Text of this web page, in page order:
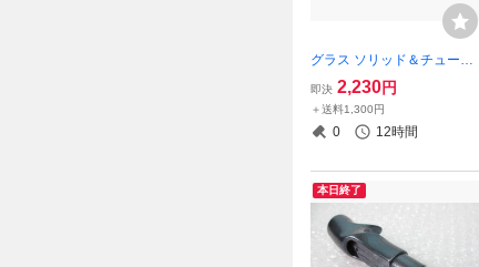
グラス ソリッド＆チューブ
ラー 穂先 トラウト ルアー の
べ竿 船 万能【ULパワー】87
即決 2,230円
＋送料1,300円
0 12時間
本日終了